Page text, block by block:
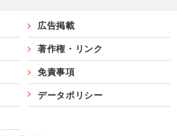
広告掲載
著作権・リンク
免責事項
データポリシー